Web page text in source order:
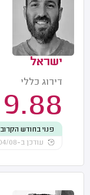
ישראל
דירוג כללי
9.88
פנוי בחודש הקרוב
עודכן ב-04/08